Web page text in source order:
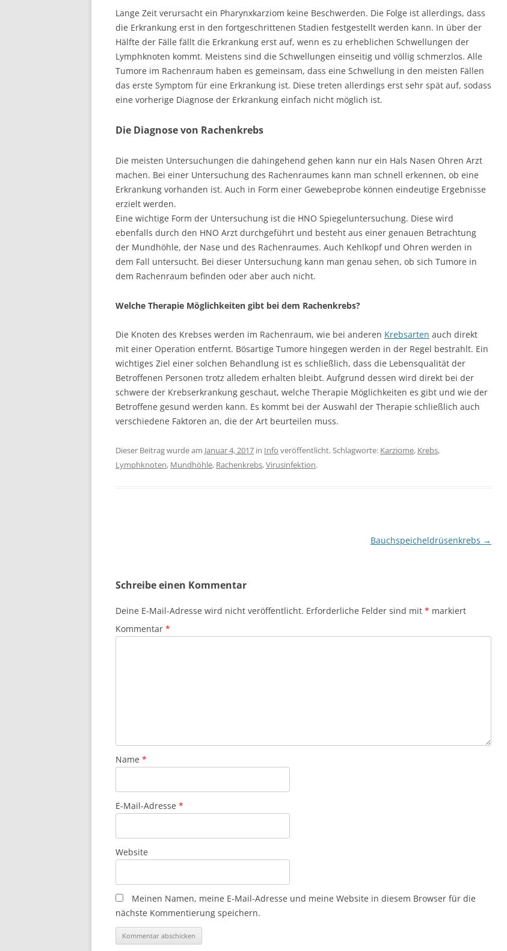
Lange Zeit verursacht ein Pharynxkarziom keine Beschwerden. Die Folge ist allerdings, dass
die Erkrankung erst in den fortgeschrittenen Stadien festgestellt werden kann. In über der
Hälfte der Fälle fällt die Erkrankung erst auf, wenn es zu erheblichen Schwellungen der
Lymphknoten kommt. Meistens sind die Schwellungen einseitig und völlig schmerzlos. Alle
Tumore im Rachenraum haben es gemeinsam, dass eine Schwellung in den meisten Fällen
das erste Symptom für eine Erkrankung ist. Diese treten allerdings erst sehr spät auf, sodass
eine vorherige Diagnose der Erkrankung einfach nicht möglich ist.
Die Diagnose von Rachenkrebs
Die meisten Untersuchungen die dahingehend gehen kann nur ein Hals Nasen Ohren Arzt
machen. Bei einer Untersuchung des Rachenraumes kann man schnell erkennen, ob eine
Erkrankung vorhanden ist. Auch in Form einer Gewebeprobe können eindeutige Ergebnisse
erzielt werden.
Eine wichtige Form der Untersuchung ist die HNO Spiegeluntersuchung. Diese wird
ebenfalls durch den HNO Arzt durchgeführt und besteht aus einer genauen Betrachtung
der Mundhöhle, der Nase und des Rachenraumes. Auch Kehlkopf und Ohren werden in
dem Fall untersucht. Bei dieser Untersuchung kann man genau sehen, ob sich Tumore in
dem Rachenraum befinden oder aber auch nicht.
Welche Therapie Möglichkeiten gibt bei dem Rachenkrebs?
Die Knoten des Krebses werden im Rachenraum, wie bei anderen Krebsarten auch direkt
mit einer Operation entfernt. Bösartige Tumore hingegen werden in der Regel bestrahlt. Ein
wichtiges Ziel einer solchen Behandlung ist es schließlich, dass die Lebensqualität der
Betroffenen Personen trotz alledem erhalten bleibt. Aufgrund dessen wird direkt bei der
schwere der Krebserkrankung geschaut, welche Therapie Möglichkeiten es gibt und wie der
Betroffene gesund werden kann. Es kommt bei der Auswahl der Therapie schließlich auch
verschiedene Faktoren an, die der Art beurteilen muss.
Dieser Beitrag wurde am Januar 4, 2017 in Info veröffentlicht. Schlagworte: Karziome, Krebs,
Lymphknoten, Mundhöhle, Rachenkrebs,Virusinfektion.
Bauchspeicheldrüsenkrebs →
Schreibe einen Kommentar
Deine E-Mail-Adresse wird nicht veröffentlicht. Erforderliche Felder sind mit * markiert
Kommentar *
Name *
E-Mail-Adresse *
Website
Meinen Namen, meine E-Mail-Adresse und meine Website in diesem Browser für die
nächste Kommentierung speichern.